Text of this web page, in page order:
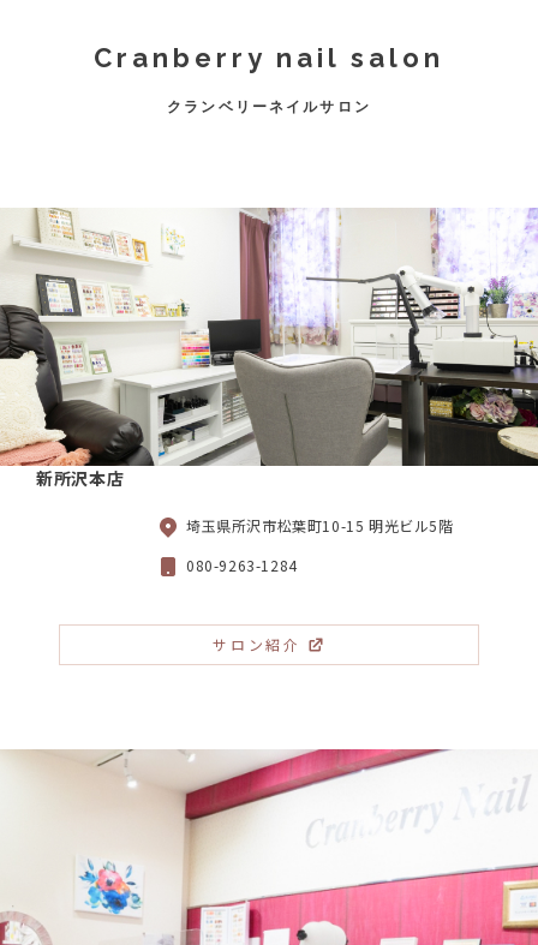
Cranberry nail salon
クランベリーネイルサロン
新所沢本店
埼玉県所沢市松葉町10-15 明光ビル5階
080-9263-1284
サロン紹介